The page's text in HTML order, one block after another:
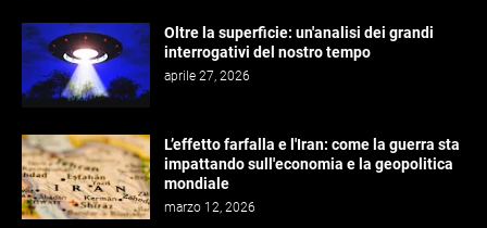
Oltre la superficie: un'analisi dei grandi
interrogativi del nostro tempo
aprile 27, 2026
L’effetto farfalla e l'Iran: come la guerra sta
impattando sull'economia e la geopolitica
mondiale
marzo 12, 2026